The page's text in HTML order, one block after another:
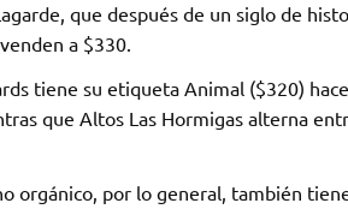
que después de un siglo de
a $330.
tiene su etiqueta Animal ($320)
que Altos Las Hormigas alterna
orgánico, por lo general, también